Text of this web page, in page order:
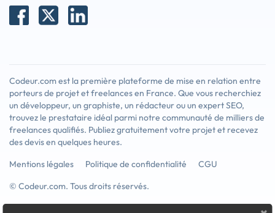
Codeur.com est la première plateforme de mise en relation entre
porteurs de projet et freelances en France. Que vous recherchiez
un développeur, un graphiste, un rédacteur ou un expert SEO,
trouvez le prestataire idéal parmi notre communauté de milliers de
freelances qualifiés. Publiez gratuitement votre projet et recevez
des devis en quelques heures.
Mentions légales
Politique de confidentialité
CGU
© Codeur.com. Tous droits réservés.